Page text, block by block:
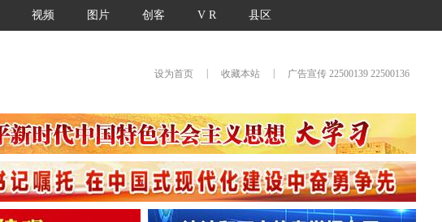
视频 图片 创客 V R 县区
设为首页 收藏本站 广告宣传 22500139 22500136